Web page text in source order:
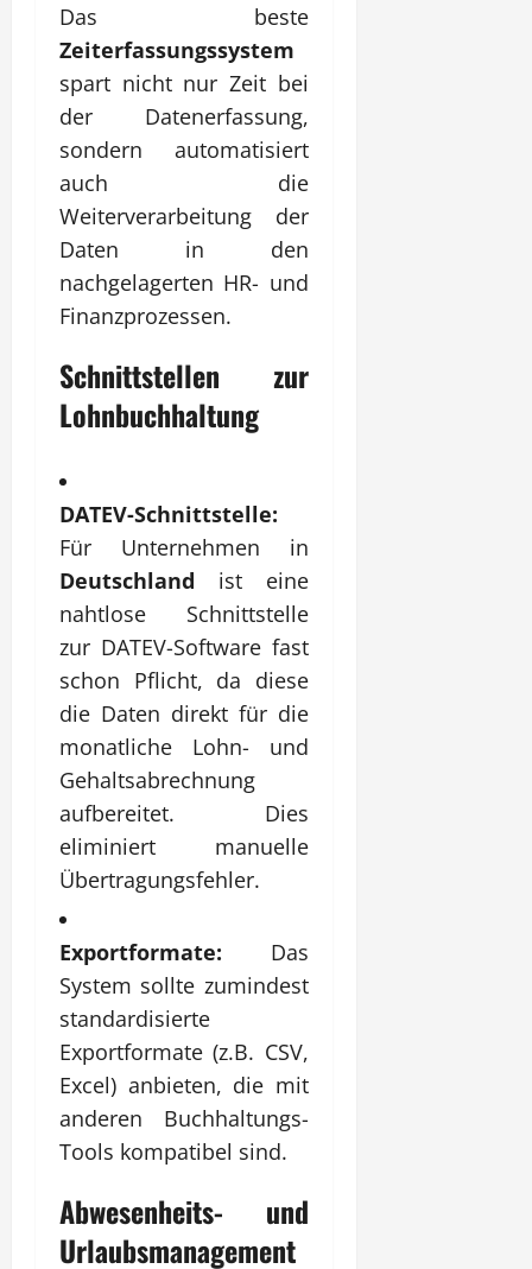
Das beste
Zeiterfassungssystem
spart nicht nur Zeit bei
der Datenerfassung,
sondern automatisiert
auch die
Weiterverarbeitung der
Daten in den
nachgelagerten HR- und
Finanzprozessen.
Schnittstellen zur
Lohnbuchhaltung
DATEV-Schnittstelle:
Für Unternehmen in
Deutschland ist eine
nahtlose Schnittstelle
zur DATEV-Software fast
schon Pflicht, da diese
die Daten direkt für die
monatliche Lohn- und
Gehaltsabrechnung
aufbereitet. Dies
eliminiert manuelle
Übertragungsfehler.
Exportformate: Das
System sollte zumindest
standardisierte
Exportformate (z.B. CSV,
Excel) anbieten, die mit
anderen Buchhaltungs-
Tools kompatibel sind.
Abwesenheits- und
Urlaubsmanagement